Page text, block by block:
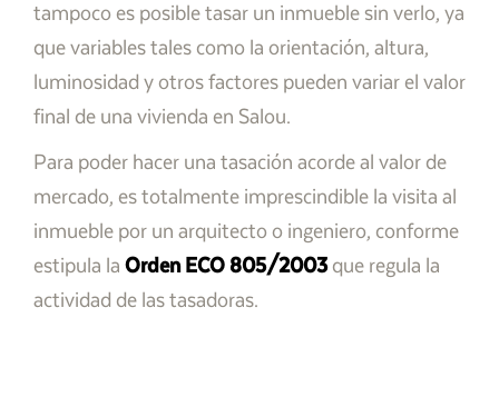
tampoco es posible tasar un inmueble sin verlo, ya
que variables tales como la orientación, altura,
luminosidad y otros factores pueden variar el valor
final de una vivienda en Salou.
Para poder hacer una tasación acorde al valor de
mercado, es totalmente imprescindible la visita al
inmueble por un arquitecto o ingeniero, conforme
estipula la Orden ECO 805/2003que regula la
actividad de las tasadoras.